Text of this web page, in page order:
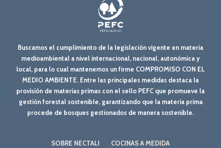
Buscamos el cumplimiento de la legislación vigente en materia
medioambiental a nivel internacional, nacional, autonómica y
local, para lo cual mantenemos un firme COMPROMISO CON EL
MEDIO AMBIENTE. Entre las principales medidas destaca la
provisión de materias primas con el sello PEFC que promueve la
gestión forestal sostenible, garantizando que la materia prima
procede de bosques gestionados de manera sostenible.
SOBRE NECTALI
COCINAS A MEDIDA